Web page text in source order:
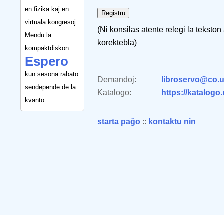
en fizika kaj en
virtuala kongresoj.
Mendu la
kompaktdiskon
Espero
kun sesona rabato
sendepende de la
kvanto.
(Ni konsilas atente relegi la
korektebla)
Demandoj:
Katalogo:
https://
starta paĝo :: kontaktu nin